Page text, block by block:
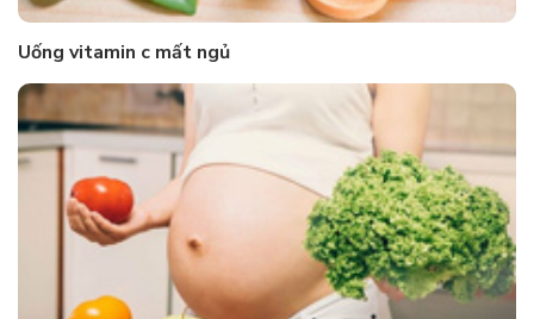
Uống vitamin c mất ngủ